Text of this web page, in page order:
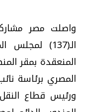
واصلت مصر
المنعقدة بمقر
المصري برئاسة
ورئيس قطاع